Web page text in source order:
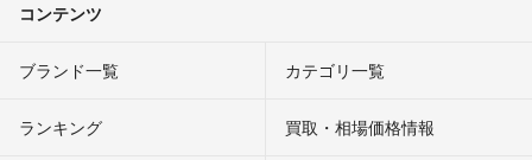
コンテンツ
ブランド一覧 カテゴリ一覧
ランキング 買取・相場価格情報